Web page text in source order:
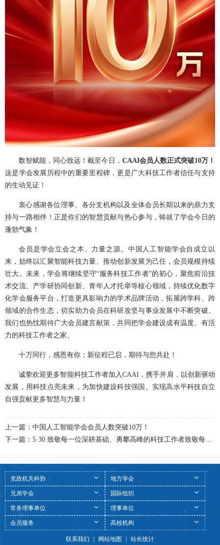
数智赋能，同心致远！截至今日， CAAI会员人数正式突破10万！
这是学会发展历程中的重要里程碑，更是广大科技工作者信任与支持
的生动见证！
衷心感谢各位理事、各分支机构以及全体会员长期以来的鼎力支
持与一路相伴！正是你们的智慧贡献与热心参与，铸就了学会今日的
蓬勃气象！
会员是学会立会之本、力量之源。中国人工智能学会自成立以
来，始终以汇聚智能科技力量、推动创新发展为己任，会员规模持续
壮大。未来，学会将继续坚守“服务科技工作者”的初心，聚焦前沿技
术交流、产学研协同创新、青年人才托举等核心领域，持续优化数字
化学会服务平台，打造更具影响力的学术品牌活动，拓展跨学科、跨
领域的合作生态，切实助力会员在科研攻坚与事业发展中不断突破。
我们也热忱期待广大会员建言献策，共同把学会建设成有温度、有活
力的科技工作者之家。
十万同行，感恩有你；新征程已启，期待与您共赴！
诚挚欢迎更多智能科技工作者加入CAAI，携手并肩，以创新驱动
发展，用科技点亮未来，为加快建设科技强国、实现高水平科技自立
自强贡献更多智慧与力量！
上一篇：中国人工智能学会会员人数突破10万！
党政机关科协 地方学会
兄弟学会 国际组织
常务理事单位 理事单位
会员服务 高校机构
联系我们 | 网站地图 | 站长统计